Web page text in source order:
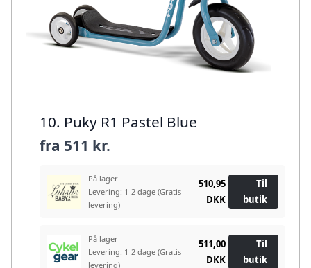
10. Puky R1 Pastel Blue
fra 511 kr.
På lager
Levering: 1-2 dage (Gratis
levering)
510,95
DKK
Til
butik
På lager
Levering: 1-2 dage (Gratis
levering)
511,00
DKK
Til
butik